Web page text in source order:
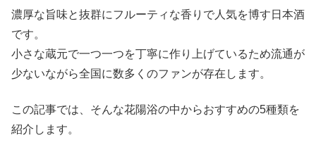
濃厚な旨味と抜群にフルーティな香りで人気を博す日本酒
です。
小さな蔵元で一つ一つを丁寧に作り上げているため流通が
少ないながら全国に数多くのファンが存在します。
この記事では、そんな花陽浴の中からおすすめの5種類を
紹介します。